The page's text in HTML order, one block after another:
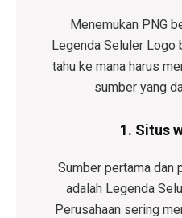
Menemukan PNG
Legenda SelulerLogo
tahu ke mana harus
sumber yang
1. Situs
Sumber pertama dan
adalah Legenda
Perusahaan sering